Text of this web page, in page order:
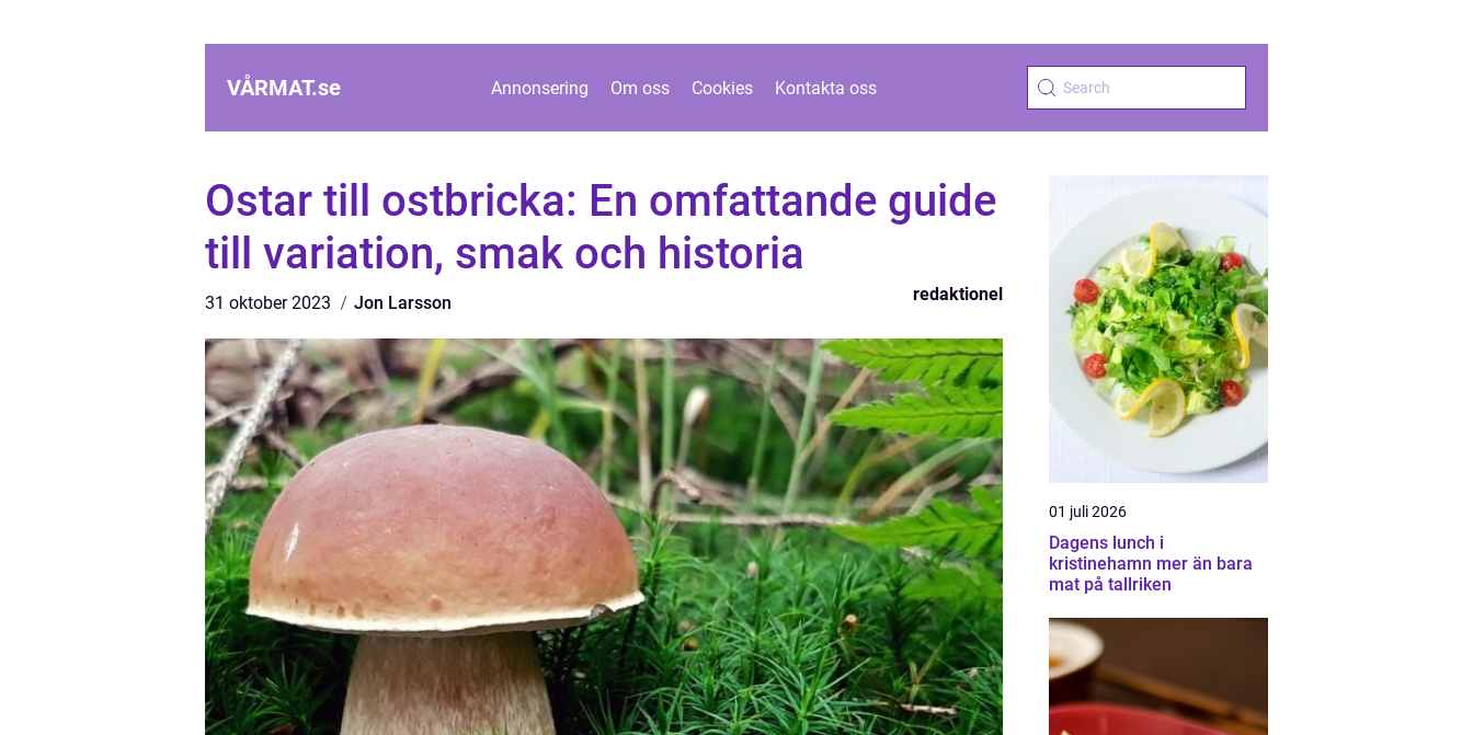
VÅRMAT.se Annonsering Om oss Cookies Kontakta oss
Ostar till ostbricka: En omfattande guide
till variation, smak och historia
31 oktober 2023 Jon Larsson redaktionel
01 juli 2026
Dagens lunch i
kristinehamn mer än bara
mat på tallriken